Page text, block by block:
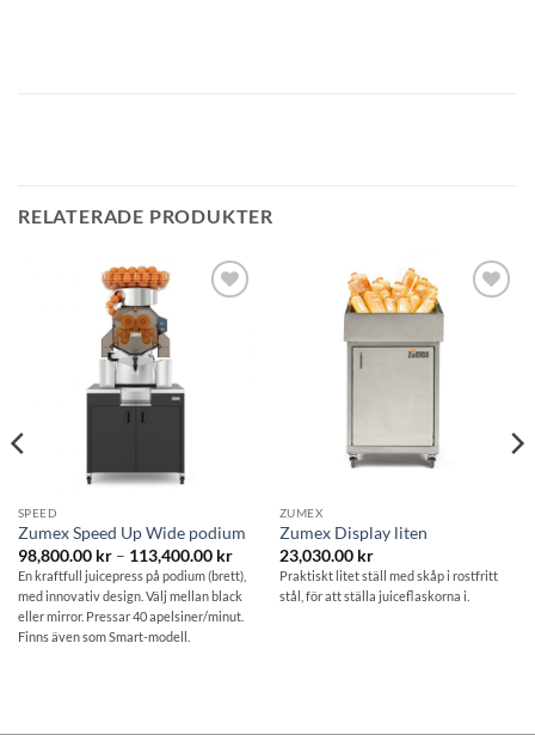
RELATERADE PRODUKTER
SPEED
Zumex Speed Up Wide podium
98,800.00 kr – 113,400.00 krPrisintervall:
98,800.00 kr
till
113,400.00 kr
En kraftfull juicepress på podium (brett),
med innovativ design. Välj mellan black
eller mirror. Pressar 40 apelsiner/minut.
Finns även som Smart-modell.
Lägg till i
ZUMEX
Zumex Display liten
23,030.00 kr
Praktiskt litet ställ med skåp i rostfritt
stål, för att ställa juiceflaskorna i.
kr
kr